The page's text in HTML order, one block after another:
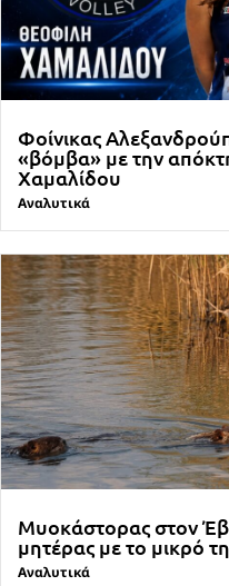
Φοίνικας
«βόμβα» με την
Χαμαλίδου
Αναλυτικά
Μυοκάστορας στον
μητέρας με το μικρό
Αναλυτικά